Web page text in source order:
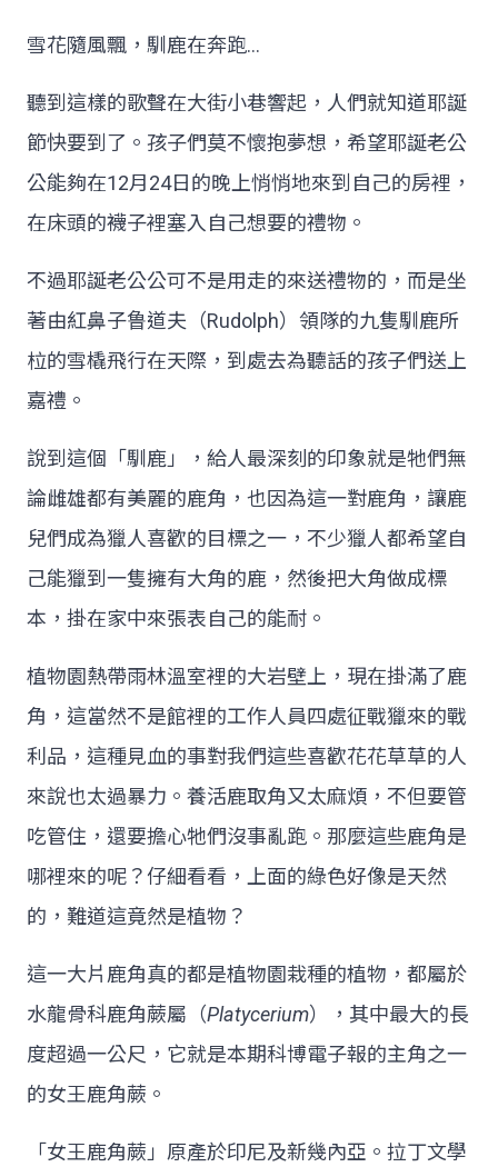
雪花隨風飄，馴鹿在奔跑...
聽到這樣的歌聲在大街小巷響起，人們就知道耶誕
節快要到了。孩子們莫不懷抱夢想，希望耶誕老公
公能夠在12月24日的晚上悄悄地來到自己的房裡，
在床頭的襪子裡塞入自己想要的禮物。
不過耶誕老公公可不是用走的來送禮物的，而是坐
著由紅鼻子鲁道夫（Rudolph）領隊的九隻馴鹿所
柆的雪橇飛行在天際，到處去為聽話的孩子們送上
嘉禮。
說到這個「馴鹿」，給人最深刻的印象就是牠們無
論雌雄都有美麗的鹿角，也因為這一對鹿角，讓鹿
兒們成為獵人喜歡的目標之一，不少獵人都希望自
己能獵到一隻擁有大角的鹿，然後把大角做成標
本，掛在家中來張表自己的能耐。
植物園熱帶雨林溫室裡的大岩壁上，現在掛滿了鹿
角，這當然不是館裡的工作人員四處征戰獵來的戰
利品，這種見血的事對我們這些喜歡花花草草的人
來說也太過暴力。養活鹿取角又太麻煩，不但要管
吃管住，還要擔心牠們沒事亂跑。那麼這些鹿角是
哪裡來的呢？仔細看看，上面的綠色好像是天然
的，難道這竟然是植物？
這一大片鹿角真的都是植物園栽種的植物，都屬於
水龍骨科鹿角蕨屬（Platycerium），其中最大的長
度超過一公尺，它就是本期科博電子報的主角之一
的女王鹿角蕨。
「女王鹿角蕨」原產於印尼及新幾內亞。拉丁文學